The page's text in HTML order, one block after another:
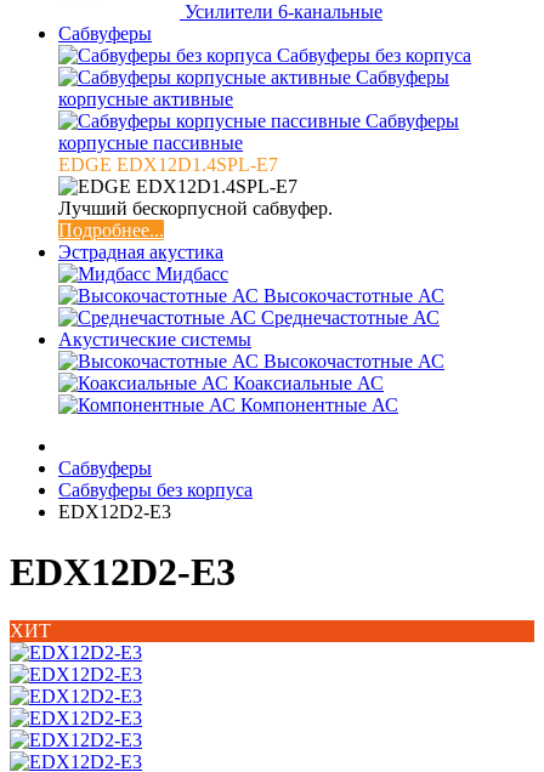
Усилители 6-канальные
Сабвуферы
Сабвуферы без корпуса
Сабвуферы
корпусные активные
Сабвуферы
корпусные пассивные
EDGE EDX12D1.4SPL-E7
Лучший бескорпусной сабвуфер.
Подробнее...
Эстрадная акустика
Мидбасс
Высокочастотные АС
Среднечастотные АС
Акустические системы
Высокочастотные АС
Коаксиальные АС
Компонентные АС
Сабвуферы
Сабвуферы без корпуса
EDX12D2-E3
EDX12D2-E3
ХИТ